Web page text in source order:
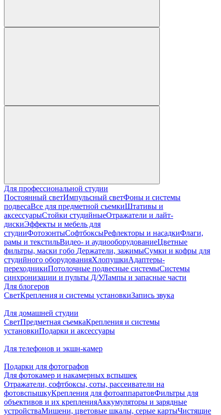
Для профессиональной студии
Постоянный светИмпульсный светФоны и системы
подвесаВсе для предметной съемкиШтативы и
аксессуарыСтойки студийныеОтражатели и лайт-
дискиЭффекты и мебель для
студииФотозонтыСофтбоксыРефлекторы и насадкиФлаги,
рамы и текстильВидео- и аудиооборудованиеЦветные
фильтры, маски гобо Держатели, зажимыСумки и кофры для
студийного оборудованияХлопушкиАдаптеры-
переходникиПотолочные подвесные системыСистемы
синхронизации и пульты Д/УЛампы и запасные части
Для блогеров
СветКрепления и системы установкиЗапись звука
Для домашней студии
СветПредметная съемкаКрепления и системы
установкиПодарки и аксессуары
Для телефонов и экшн-камер
Подарки для фотографов
Для фотокамер и накамерных вспышек
Отражатели, софтбоксы, соты, рассеиватели на
фотовспышкуКрепления для фотоаппаратовФильтры для
объективов и их крепленияАккумуляторы и зарядные
устройстваМишени, цветовые шкалы, серые картыЧистящие